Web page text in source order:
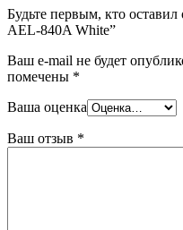
Будьте первым, кто
AEL-840A White”
Ваш e-mail не будет
помечены *
Ваша оценка
Ваш отзыв *